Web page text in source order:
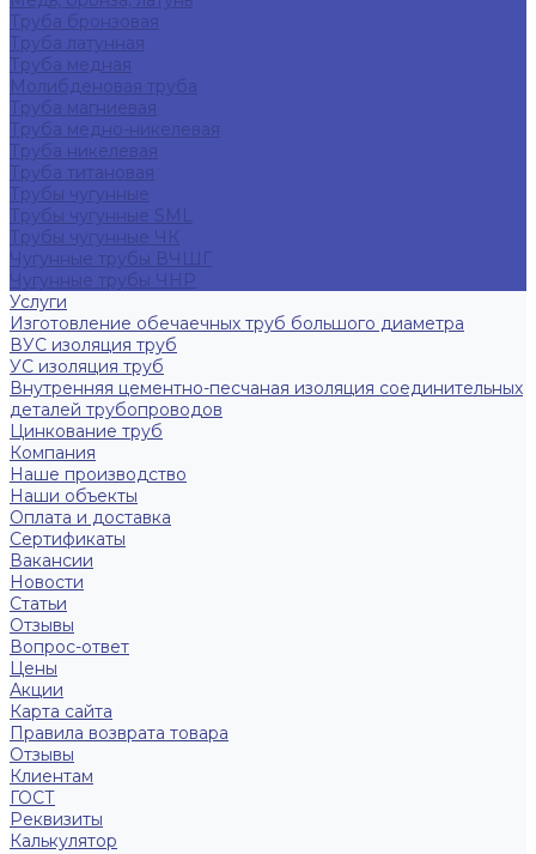
Труба бронзовая
Труба латунная
Труба медная
Молибденовая труба
Труба магниевая
Труба медно-никелевая
Труба никелевая
Труба титановая
Трубы чугунные
Трубы чугунные SML
Трубы чугунные ЧК
Чугунные трубы ВЧШГ
Чугунные трубы ЧНР
Услуги
Изготовление обечаечных труб большого диаметра
ВУС изоляция труб
УС изоляция труб
Внутренняя цементно-песчаная изоляция соединительных
деталей трубопроводов
Цинкование труб
Компания
Наше производство
Наши объекты
Оплата и доставка
Сертификаты
Вакансии
Новости
Статьи
Отзывы
Вопрос-ответ
Цены
Акции
Карта сайта
Правила возврата товара
Отзывы
Клиентам
ГОСТ
Реквизиты
Калькулятор